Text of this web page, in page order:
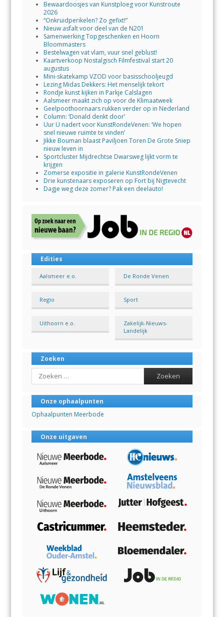
Bewaardoosjes van Kunstploeg voor Kunstroute
2026
“Onkruidperikelen? Zo gefixt!”
Nieuw asfalt voor deel van de N201
Samenwerking Topgeschenken en Hoorn
Bloommasters
Bestelwagen vat vlam, vuur snel geblust!
Kaartverkoop Nostalgisch Filmfestival start 20
augustus
Mini-skatekamp VZOD voor basisschooljeugd
Lezing Midas Dekkers: Het menselijk tekort
Rondje kunst kijken in Parkje Calslagen
Aalsmeer maakt zich op voor de Klimaatweek
Geelpoothoornaars rukken verder op in Nederland
Column: ‘Donald denkt door’
Uur U nadert voor KunstRondeVenen: ‘We hopen
snel nieuwe ruimte te vinden’
Jikke Bouman blaast Paviljoen Toren De Grote Sniep
nieuw leven in
Sportcluster Mijdrechtse Dwarsweg lijkt vorm te
krijgen
Zomerse expositie in galerie KunstRondeVenen
Drie kunstenaars exposeren op Fort bij Nigtevecht
Dagje weg deze zomer? Pak een deelauto!
Edities
Aalsmeer e.o. De Ronde Venen
Regio Sport
Uithoorn e.o.
Zakelijk-Nieuws-
Landelijk
Zoeken
Search
Onze ophaalpunten
Ophaalpunten Meerbode
Onze uitgaven